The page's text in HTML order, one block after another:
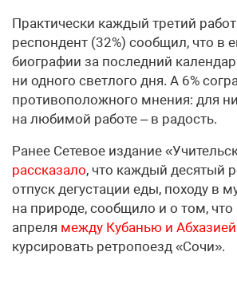
Практически каждый третий
респондент (32%) сообщил, что в
биографии за последний
ни одного светлого дня. А 6%
противоположного мнения: для
на любимой работе – в радость.
Ранее Сетевое издание
рассказало, что каждый десятый
отпуск дегустации еды, походу в
на природе, сообщило и о том, что
апреля между Кубанью и Абхазией
курсировать ретропоезд «Сочи».